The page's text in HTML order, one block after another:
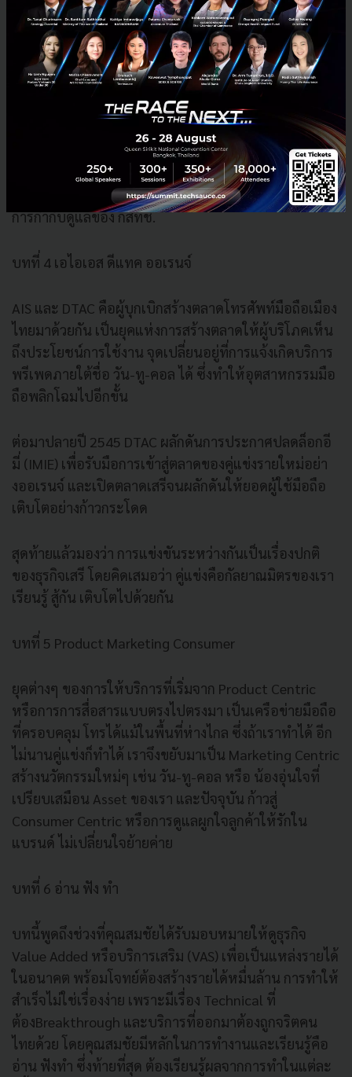
ร่วมการงาน นอกจาก AIS ก็มี DTAC ที่เข้ามาเป็นคู่สัญญา
ร่วมการงาน และถ่ายโอนสิทธิ์บางส่วนออกไปให้ DPC
(ปัจจุบันเลิกดำเนินการแล้ว) และ WCS (ปัจจุบันเปลี่ยน
เป็นtrue)
หลังจากนั้น มีจุดเปลี่ยนวงการโทรคมนาคมไทยสู่รูปแบบ
ของใบอนุญาต อันเนื่องมาจากรัฐธรรมนูญปี 2540 กำหนด
ให้คลื่นความถี่เป็น “ทรัพยากรของชาติเพื่อประโยชน์
สาธารณะ” และรัฐธรรมนูญปี 2550 กำหนดให้อยู่ภายใต้
การกำกับดูแลของ กสทช.
บทที่ 4 เอไอเอส ดีแทค ออเรนจ์
AIS และ DTAC คือผู้บุกเบิกสร้างตลาดโทรศัพท์มือถือเมือง
ไทยมาด้วยกัน เป็นยุคแห่งการสร้างตลาดให้ผู้บริโภคเห็น
ถึงประโยชน์การใช้งาน จุดเปลี่ยนอยู่ที่การแจ้งเกิดบริการ
พรีเพดภายใต้ชื่อ วัน-ทู-คอล ได้ ซึ่งทำให้อุตสาหกรรมมือ
ถือพลิกโฉมไปอีกขั้น
ต่อมาปลายปี 2545 DTAC ผลักดันการประกาศปลดล็อกอี
มี่ (IMIE) เพื่อรับมือการเข้าสู่ตลาดของคู่แข่งรายใหม่อย่า
งออเรนจ์ และเปิดตลาดเสรีจนผลักดันให้ยอดผู้ใช้มือถือ
เติบโตอย่างก้าวกระโดด
สุดท้ายแล้วมองว่า การแข่งขันระหว่างกันเป็นเรื่องปกติ
ของธุรกิจเสรี โดยคิดเสมอว่า คู่แข่งคือกัลยาณมิตรของเรา
เรียนรู้ สู้กัน เติบโตไปด้วยกัน
บทที่ 5 Product Marketing Consumer
ยุคต่างๆ ของการให้บริการที่เริ่มจาก Product Centric
หรือการการสื่อสารแบบตรงไปตรงมา เป็นเครือข่ายมือถือ
ที่ครอบคลุม โทรได้แม้ในพื้นที่ห่างไกล ซึ่งถ้าเราทำได้ อีก
ไม่นานคู่แข่งก็ทำได้ เราจึงขยับมาเป็น Marketing Centric
สร้างนวัตกรรมใหม่ๆ เช่น วัน-ทู-คอล หรือ น้องอุ่นใจที่
เปรียบเสมือน Asset ของเรา และปัจจุบัน ก้าวสู่
Consumer Centric หรือการดูแลผูกใจลูกค้าให้รักใน
แบรนด์ ไม่เปลี่ยนใจย้ายค่าย
บทที่ 6 อ่าน ฟัง ทำ
บทนี้พูดถึงช่วงที่คุณสมชัยได้รับมอบหมายให้ดูธุรกิจ
Value Added หรือบริการเสริม (VAS) เพื่อเป็นแหล่งรายได้
ในอนาคต พร้อมโจทย์ต้องสร้างรายได้หมื่นล้าน การทำให้
สำเร็จไม่ใช่เรื่องง่าย เพราะมีเรื่อง Technical ที่
ต้องBreakthrough และบริการที่ออกมาต้องถูกจริตคน
ไทยด้วย โดยคุณสมชัยมีหลักในการทำงานและเรียนรู้คือ
อ่าน ฟังทำ ซึ่งท้ายที่สุด ต้องเรียนรู้ผลจากการทำในแต่ละ